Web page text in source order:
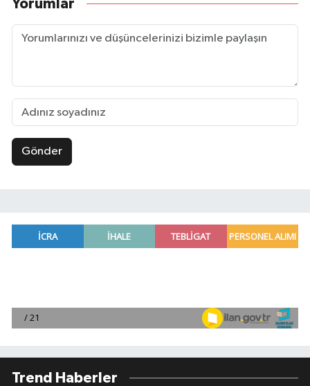
Yorumlar
Gönder
Trend Haberler